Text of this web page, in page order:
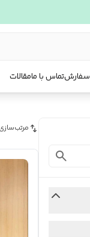
تماس با مامقالات